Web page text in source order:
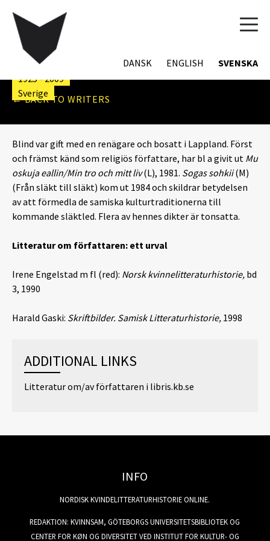
DANSK ENGLISH SVENSKA
← BACK TO WRITERS
ELLEN-SYLVIA BLIND
1925 - 2009
Sverige
Blind var gift med en renägare och bosatt i Lappland. Först
och främst känd som religiös författare, har bl a givit ut Mu
oskuja eallin/Min tro och mitt liv(L), 1981. Sogas sohkii(M)
(Från släkt till släkt) kom ut 1984 och skildrar betydelsen
av att förmedla de samiska kulturtraditionerna till
kommande släktled. Flera av hennes dikter är tonsatta.
Litteratur om författaren: ett urval
Irene Engelstad m fl (red): Norsk kvinnelitteraturhistorie, bd
3, 1990
Harald Gaski: Skriftbilder. Samisk Litteraturhistorie, 1998
ADDITIONAL LINKS
Litteratur om/av författaren i libris.kb.se
INFO
NORDISK KVINDELITTERATURHISTORIE ONLINE.
REDAKTION: KVINNSAM, GÖTEBORGS UNIVERSITETSBIBLIOTEK OG
CENTER FOR KØN OG DIVERSITET VED INSTITUT FOR KULTUR- OG